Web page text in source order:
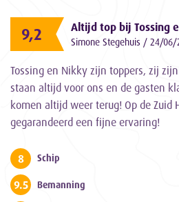
9,2 Altijd top bij Tossing
Simone Stegehuis / 24/06/
Tossing en Nikky zijn toppers, zij
staan altijd voor ons en de gasten
komen altijd weer terug! Op de Zuid
gegarandeerd een fijne ervaring!
8 Schip
9.5 Bemanning